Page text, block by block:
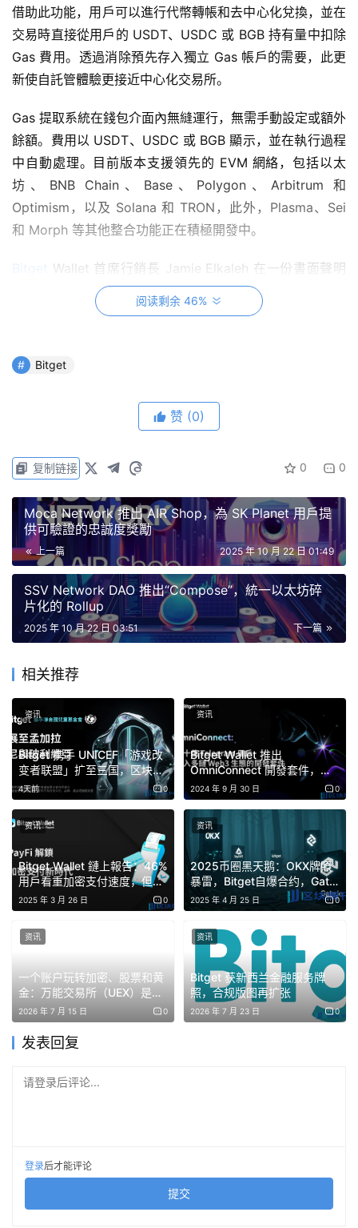
借助此功能，用戶可以進行代幣轉帳和去中心化兌換，並在
交易時直接從用戶的 USDT、USDC 或 BGB 持有量中扣除
Gas 費用。透過消除預先存入獨立 Gas 帳戶的需要，此更
新使自託管體驗更接近中心化交易所。
Gas 提取系統在錢包介面內無縫運行，無需手動設定或額外
餘額。費用以 USDT、USDC 或 BGB 顯示，並在執行過程
中自動處理。目前版本支援領先的 EVM 網絡，包括以太
坊、BNB Chain、Base、Polygon、Arbitrum 和
Optimism，以及 Solana 和 TRON，此外，Plasma、Sei
和 Morph 等其他整合功能正在積極開發中。
Wallet 首席行銷長 Jamie Elkaleh 在一份書面聲明
中表示：“抽象 Gas 支付是實現自我託管規模化應用的基礎
性一步。它消除了區塊鏈中最頑固的摩擦之一。” Web3 —
道。
Bitget 錢包將全面 Gas 抽象擴展到 24 個區塊
鏈，實現無縫穩定幣交易
實施 比特錢包不同區塊鏈的 Gas 成本提取方式有所不同。
在相容 EVM 的網路上，它利用 EIP-7702，允許外部帳戶
將交易執行委託給智慧合約邏輯，從而實現基於穩定幣的
Gas 支付。在 Solana 上，系統利用原生 Paymaster 模型
來繞過對 SOL 的需求；而在 TRON 上，則透過能源租賃機
制來提取 Gas 成本。這兩種方法都消除了用戶在進行交易
時持有或管理原生代幣的要求。
此次開發基於 Bitget Wallet 先前的 GetGas 系統，該系統
允許用戶在 14 個網路中使用 USDT、USDC、ETH 或
構則朝著完全 Gas 抽象化的方向發展，無需任何單獨的
Gas 充值。
Bitget 錢包現已支援 24 條區塊鏈的跨鏈轉帳和兌換，使其
成為目前最全面的跨鏈基礎設施之一。未來的更新預計將擴
展 Gas 提取功能，使其能夠支援跨鏈操作，從而進一步提
升無縫銜接、跨區塊鏈的用戶體驗。
Source link
阅读剩余 46%
免责声明：本文提供的信息不是交易建议。BlockWeeks.com
不对根据本文提供的信息所做的任何投资承担责任。我们强烈
建议在做出任何投资决策之前进行独立研究或咨询合格的专业
人士。
Bitget
赞 (0)
0 0
复制链接
Moca Network 推出 AIR Shop，為 SK Planet 用戶提
供可驗證的忠誠度獎勵
上一篇 2025 年 10 月 22 日 01:49
SSV Network DAO 推出“Compose”，統一以太坊碎
片化的 Rollup
下一篇
2025 年 10 月 22 日 03:51
相关推荐
Bitget 携手 UNICEF「游戏改
变者联盟」扩至三国，区块链
教育覆盖超 64 万青少年
4天前 0
资讯
Bitget Wallet 推出
OmniConnect 開發套件，連
接十億 Telegram 用戶至多鏈
Web3 生態
2024 年 9 月 30 日 0
资讯
Bitget Wallet 鏈上報告：46%
用戶看重加密支付速度，但安
全疑慮影響普及
2025 年 3 月 26 日 0
资讯
2025币圈黑天鹅：OKX牌照
暴雷，Bitget自爆合约，Gate
教科书级公关
2025 年 4 月 25 日 0
资讯
一个账户玩转加密、股票和黄
金：万能交易所（UEX）是什
么？
2026 年 7 月 15 日 0
资讯
Bitget 获新西兰金融服务牌
照，合规版图再扩张
2026 年 7 月 23 日 0
资讯
发表回复
请登录后评论...
登录后才能评论
提交